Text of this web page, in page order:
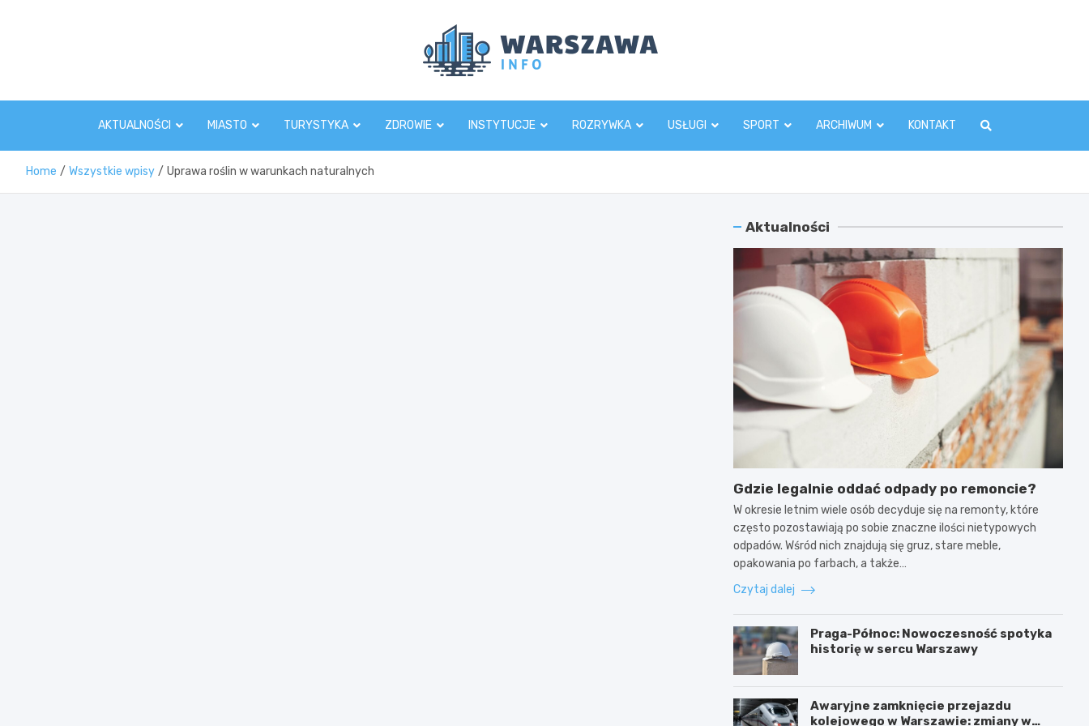
AKTUALNOŚCI MIASTO TURYSTYKA ZDROWIE INSTYTUCJE ROZRYWKA USŁUGI SPORT ARCHIWUM KONTAKT
Home Wszystkie wpisy Uprawa roślin w warunkach naturalnych
Aktualności
Gdzie legalnie oddać odpady po remoncie?
W okresie letnim wiele osób decyduje się na remonty, które
często pozostawiają po sobie znaczne ilości nietypowych
odpadów. Wśród nich znajdują się gruz, stare meble,
opakowania po farbach, a także…
Czytaj dalej
Praga-Północ: Nowoczesność spotyka
historię w sercu Warszawy
Awaryjne zamknięcie przejazdu
kolejowego w Warszawie: zmiany w